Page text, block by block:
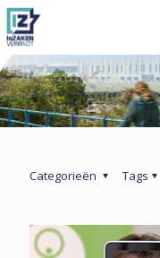
Categorieën Tags